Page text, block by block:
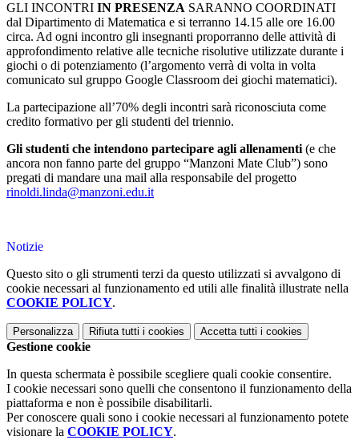
GLI INCONTRI IN PRESENZA SARANNO COORDINATI
dal Dipartimento di Matematica e si terranno 14.15 alle ore 16.00
circa. Ad ogni incontro gli insegnanti proporranno delle attività di
approfondimento relative alle tecniche risolutive utilizzate durante i
giochi o di potenziamento (l’argomento verrà di volta in volta
comunicato sul gruppo Google Classroom dei giochi matematici).
La partecipazione all’70% degli incontri sarà riconosciuta come
credito formativo per gli studenti del triennio.
Gli studenti che intendono partecipare agli allenamenti (e che
ancora non fanno parte del gruppo “Manzoni Mate Club”) sono
pregati di mandare una mail alla responsabile del progetto
rinoldi.linda@manzoni.edu.it
Notizie
Questo sito o gli strumenti terzi da questo utilizzati si avvalgono di
cookie necessari al funzionamento ed utili alle finalità illustrate nella
COOKIE POLICY.
Personalizza Rifiuta tutti i cookies Accetta tutti i cookies
Gestione cookie
In questa schermata è possibile scegliere quali cookie consentire.
I cookie necessari sono quelli che consentono il funzionamento della
piattaforma e non è possibile disabilitarli.
Per conoscere quali sono i cookie necessari al funzionamento potete
visionare la COOKIE POLICY.